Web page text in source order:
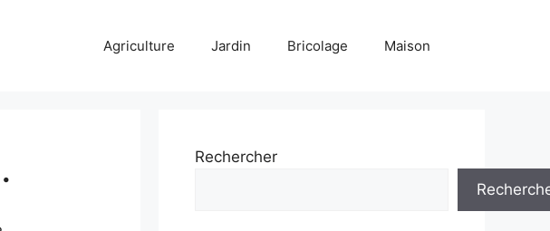
Agriculture Jardin Bricolage Maison
Rechercher